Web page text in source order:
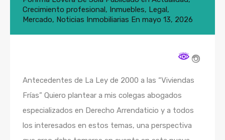
Crecimiento profesional, Inmuebles, Legal,
Mercado, Noticias Inmobiliarias En mayo 13, 2026
Antecedentes de La Ley de 2000 a las “Viviendas
Frías” Quiero plantear a mis colegas abogados
especializados en Derecho Arrendaticio y a todos
los interesados en estos temas, una perspectiva